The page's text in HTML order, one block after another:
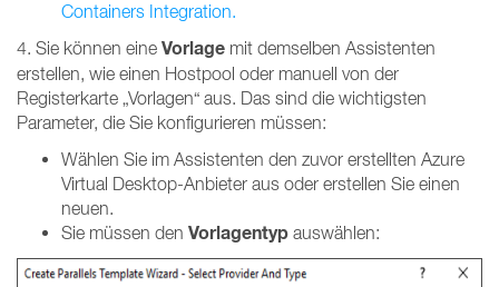
Containers Integration.
4. Sie können eine Vorlage mit demselben Assistenten
erstellen, wie einen Hostpool oder manuell von der
Registerkarte „Vorlagen“ aus. Das sind die wichtigsten
Parameter, die Sie konfigurieren müssen:
Wählen Sie im Assistenten den zuvor erstellten Azure
Virtual Desktop-Anbieter aus oder erstellen Sie einen
neuen.
Sie müssen den Vorlagentyp auswählen: